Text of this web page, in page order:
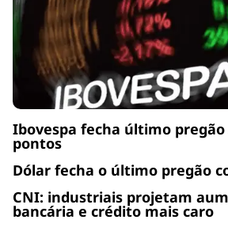
Ibovespa fecha último pregão
pontos
Dólar fecha o último pregão
CNI: industriais projetam
bancária e crédito mais caro